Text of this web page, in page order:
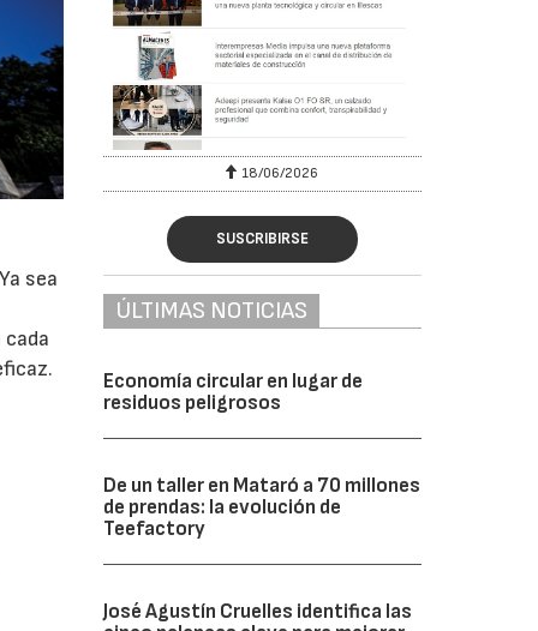
sea
SUSCRIBIRSE
ÚLTIMAS NOTICIAS
Economía circular en lugar de
residuos peligrosos
De un taller en Mataró a 70 millones
de prendas: la evolución de
Teefactory
José Agustín Cruelles identifica las